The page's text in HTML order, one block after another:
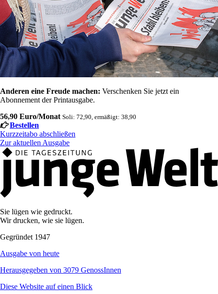
Anderen eine Freude machen: Verschenken Sie jetzt ein
Abonnement der Printausgabe.
56,90 Euro/Monat Soli: 72,90, ermäßigt: 38,90
Bestellen
Kurzzeitabo abschließen
Zur aktuellen Ausgabe
Sie lügen wie gedruckt.
Wir drucken, wie sie lügen.
Gegründet 1947
Ausgabe von heute
Herausgegeben von 3079 GenossInnen
Diese Website auf einen Blick